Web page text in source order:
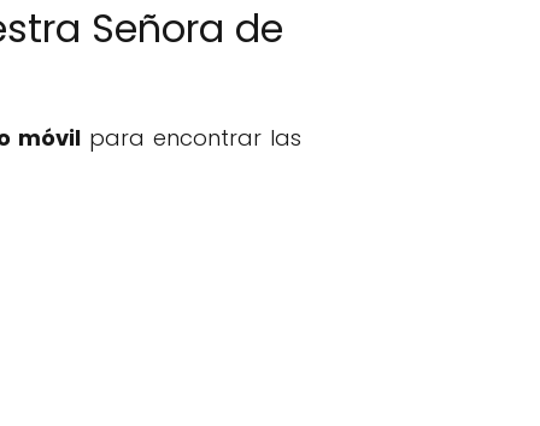
Señora de
móvil para encontrar las